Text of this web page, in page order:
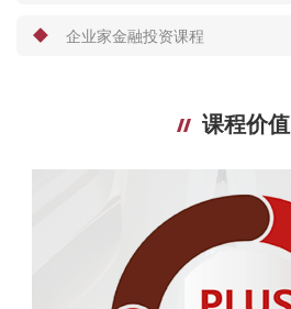
企业家金融投资课程
课程价值